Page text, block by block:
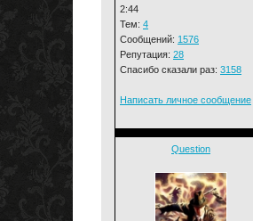
2:44
Тем: 4
Сообщений: 1576
Репутация: 28
Спасибо сказали раз: 3158
Написать личное сообщение
Question